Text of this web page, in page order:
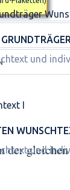
und
und
der